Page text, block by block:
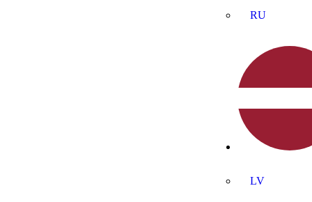
RU
LV